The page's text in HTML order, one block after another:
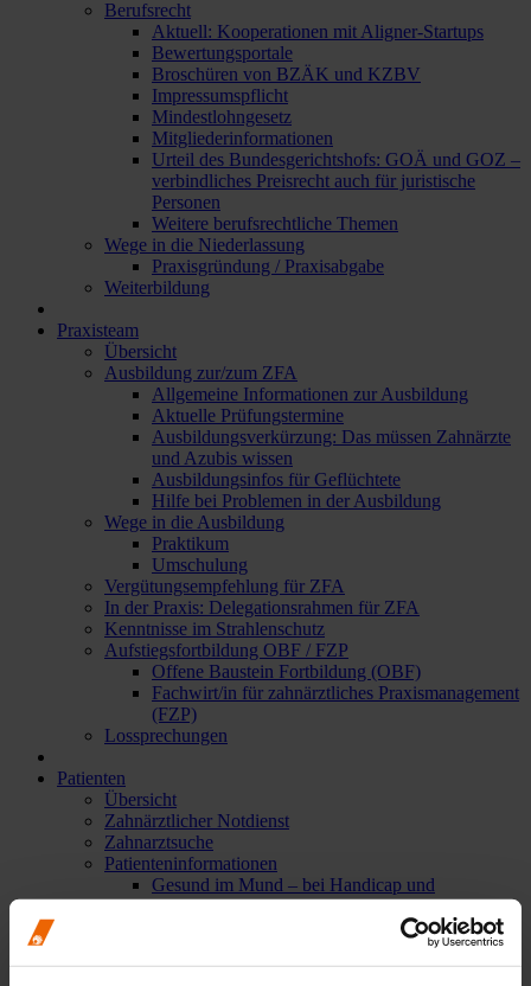
Berufsrecht
Aktuell: Kooperationen mit Aligner-Startups
Bewertungsportale
Broschüren von BZÄK und KZBV
Impressumspflicht
Mindestlohngesetz
Mitgliederinformationen
Urteil des Bundesgerichtshofs: GOÄ und GOZ –
verbindliches Preisrecht auch für juristische
Personen
Weitere berufsrechtliche Themen
Wege in die Niederlassung
Praxisgründung / Praxisabgabe
Weiterbildung
Praxisteam
Übersicht
Ausbildung zur/zum ZFA
Allgemeine Informationen zur Ausbildung
Aktuelle Prüfungstermine
Ausbildungsverkürzung: Das müssen Zahnärzte
und Azubis wissen
Ausbildungsinfos für Geflüchtete
Hilfe bei Problemen in der Ausbildung
Wege in die Ausbildung
Praktikum
Umschulung
Vergütungsempfehlung für ZFA
In der Praxis: Delegationsrahmen für ZFA
Kenntnisse im Strahlenschutz
Aufstiegsfortbildung OBF / FZP
Offene Baustein Fortbildung (OBF)
Fachwirt/in für zahnärztliches Praxismanagement
(FZP)
Lossprechungen
Patienten
Übersicht
Zahnärztlicher Notdienst
Zahnarztsuche
Patienteninformationen
Gesund im Mund – bei Handicap und
Pflegebedarf
Prophylaxe & Vorsorge